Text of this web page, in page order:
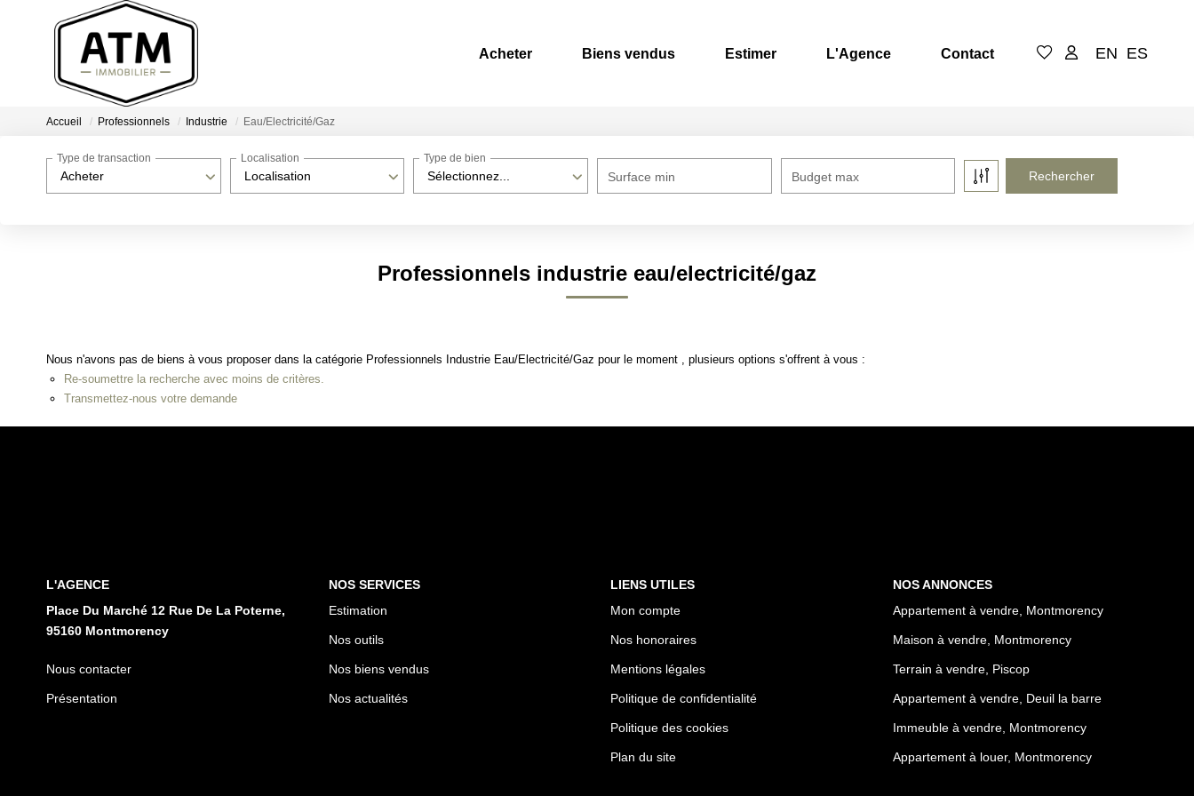
Acheter Biens vendus Estimer L'Agence Contact EN ES
Accueil Professionnels Industrie Eau/Electricité/Gaz
Acheter
Type de transaction
Localisation
Localisation
Sélectionnez...
Type de bien
Surface min Budget max
Professionnels industrie eau/electricité/gaz
Nous n'avons pas de biens à vous proposer dans la catégorie Professionnels Industrie Eau/Electricité/Gaz pour le moment , plusieurs options s'offrent à vous :
Re-soumettre la recherche avec moins de critères.
Transmettez-nous votre demande
L'AGENCE
Place Du Marché 12 Rue De La Poterne,
95160 Montmorency
Nous contacter
Présentation
NOS SERVICES
Estimation
Nos outils
Nos biens vendus
Nos actualités
LIENS UTILES
Mon compte
Nos honoraires
Mentions légales
Politique de confidentialité
Politique des cookies
Plan du site
NOS ANNONCES
Appartement à vendre, Montmorency
Maison à vendre, Montmorency
Terrain à vendre, Piscop
Appartement à vendre, Deuil la barre
Immeuble à vendre, Montmorency
Appartement à louer, Montmorency